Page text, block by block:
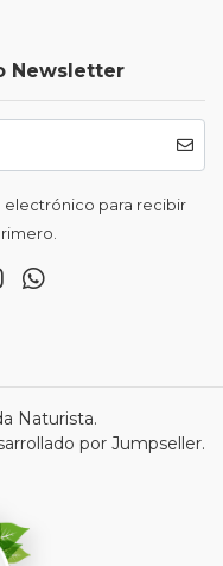
Newsletter
electrónico para recibir
Naturista.
por Jumpseller.